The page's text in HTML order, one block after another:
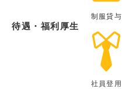
待遇・福利厚生
制服貸与
社員登用